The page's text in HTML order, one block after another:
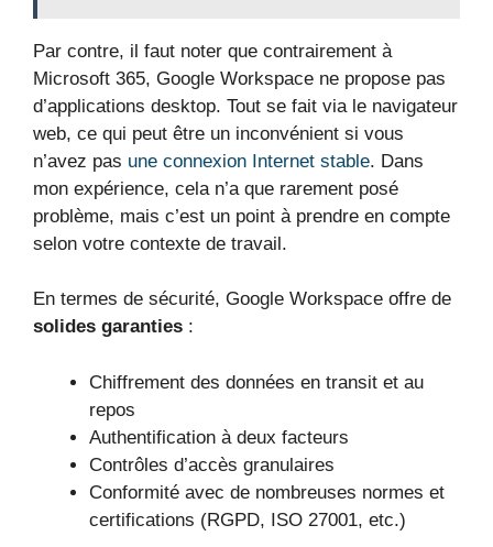
Par contre, il faut noter que contrairement à
Microsoft 365, Google Workspace ne propose pas
d’applications desktop. Tout se fait via le navigateur
web, ce qui peut être un inconvénient si vous
n’avez pas une connexion Internet stable. Dans
mon expérience, cela n’a que rarement posé
problème, mais c’est un point à prendre en compte
selon votre contexte de travail.
En termes de sécurité, Google Workspace offre de
solides garanties :
Chiffrement des données en transit et au
repos
Authentification à deux facteurs
Contrôles d’accès granulaires
Conformité avec de nombreuses normes et
certifications (RGPD, ISO 27001, etc.)